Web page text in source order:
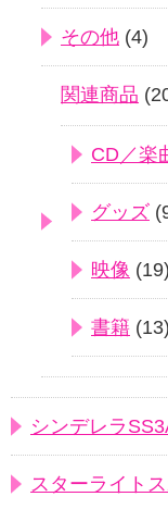
その他 (4)
関連商品
CD／楽
グッズ
映像 (19)
書籍 (13)
シンデレラ
スターライト